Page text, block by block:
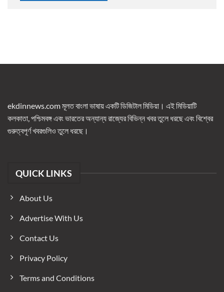
ekdinnews.com মূলত বাংলা ভাষায় একটি ডিজিটাল মিডিয়া। এই মিডিয়াটি
কলকাতা, পশ্চিমবঙ্গ এবং ভারতের অন্যান্য রাজ্যের বিভিন্ন খবর তুলে ধরছে এবং বিশ্বের
গুরুত্বপূর্ণ খবরগুলিও তুলে ধরছে।
QUICK LINKS
About Us
Advertise With Us
Contact Us
Privacy Policy
Terms and Conditions